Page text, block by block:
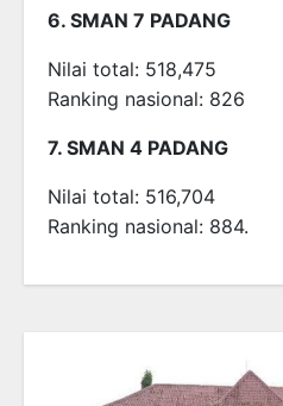
6. SMAN 7 PADANG
Nilai total: 518,475
Ranking nasional: 826
7. SMAN 4 PADANG
Nilai total: 516,704
Ranking nasional: 884.